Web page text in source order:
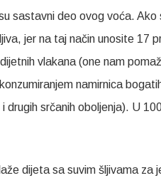
sastavni deo ovog voća.
jer na taj način unosite
vlakana (one nam
namirnica
drugih srčanih oboljenja). U
dijeta sa suvim šljivama za